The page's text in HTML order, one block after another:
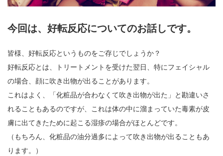
今回は、好転反応についてのお話しです。
皆様、好転反応というものをご存じでしょうか？
好転反応とは、トリートメントを受けた翌日、特にフェイシャル
の場合、顔に吹き出物が出ることがあります。
これはよく、「化粧品が合わなくて吹き出物が出た」と勘違いさ
れることもあるのですが、これは体の中に溜まっていた毒素が皮
膚に出てきたために起こる湿疹の場合がほとんどです。
（もちろん、化粧品の油分過多によって吹き出物が出ることもあ
ります。）